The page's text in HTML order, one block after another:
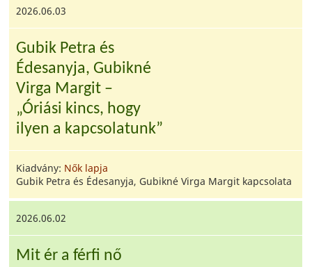
2026.06.03
Gubik Petra és
Édesanyja, Gubikné
Virga Margit –
„Óriási kincs, hogy
ilyen a kapcsolatunk”
Kiadvány: Nők lapja
Gubik Petra és Édesanyja, Gubikné Virga Margit kapcsolata
2026.06.02
Mit ér a férfi nő